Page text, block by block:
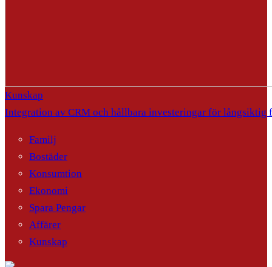
Kunskap
Integration av CRM och hållbara investeringar för långsiktig
Familj
Bostäder
Konsumtion
Ekonomi
Spara Pengar
Affärer
Kunskap